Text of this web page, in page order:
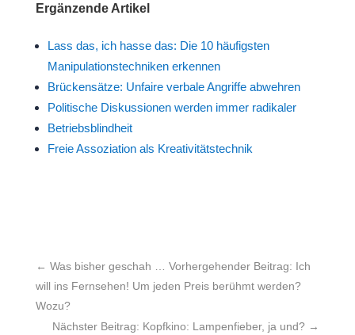
Ergänzende Artikel
Lass das, ich hasse das: Die 10 häufigsten
Manipulationstechniken erkennen
Brückensätze: Unfaire verbale Angriffe abwehren
Politische Diskussionen werden immer radikaler
Betriebsblindheit
Freie Assoziation als Kreativitätstechnik
← Was bisher geschah … Vorhergehender Beitrag: Ich
will ins Fernsehen! Um jeden Preis berühmt werden?
Wozu?
Nächster Beitrag: Kopfkino: Lampenfieber, ja und? →